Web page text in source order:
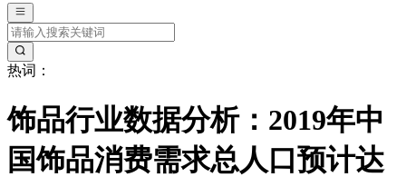
热词：
饰品行业数据分析：2019年中
国饰品消费需求总人口预计达